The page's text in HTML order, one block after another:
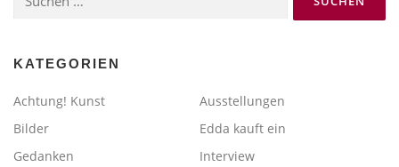
nach:
KATEGORIEN
Achtung! Kunst
Ausstellungen
Bilder
Edda kauft ein
Gedanken
Interview